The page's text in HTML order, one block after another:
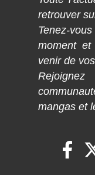
retrouver
Tenez-
moment
venir de
mangas et